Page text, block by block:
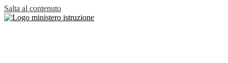
Salta al contenuto